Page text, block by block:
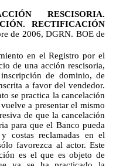
RESCISORIA.
RECTIFICACIÓN
de 2006, DGRN. BOE de
en el Registro por el
de una acción rescisoria,
de dominio, de
a favor del vendedor.
se practica la cancelación
a presentar el mismo
de que la cancelación
para que el Banco pueda
costas reclamadas en el
favorezca al actor. Este
es el que es objeto de